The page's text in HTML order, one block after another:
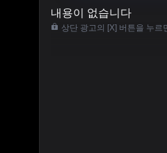
내용이 없습니다
상단 광고의 [X] 버튼을 누르